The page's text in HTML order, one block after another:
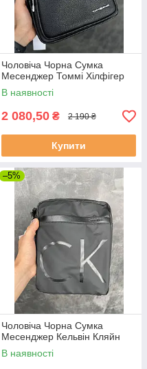
Чоловіча Чорна Сумка
Месенджер Томмі Хілфігер
В наявності
2 080,50 ₴ 2 190 ₴
Купити
–5%
Чоловіча Чорна Сумка
Месенджер Кельвін Кляйн
В наявності